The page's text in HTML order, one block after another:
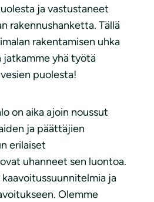
ja vastustaneet
rakennushanketta. Tällä
rakentamisen uhka
yhä työtä
puolesta!
on aika ajoin noussut
ja päättäjien
erilaiset
uhanneet sen luontoa.
ja
Olemme